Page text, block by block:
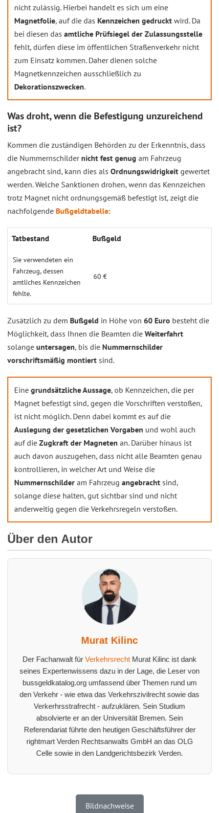
nicht zulässig. Hierbei handelt es sich um eine
Magnetfolie, auf die das Kennzeichen gedruckt wird. Da
bei diesen das amtliche Prüfsiegel der Zulassungsstelle
fehlt, dürfen diese im öffentlichen Straßenverkehr nicht
zum Einsatz kommen. Daher dienen solche
Magnetkennzeichen ausschließlich zu
Dekorationszwecken.
Was droht, wenn die Befestigung unzureichend
ist?
Kommen die zuständigen Behörden zu der Erkenntnis, dass
die Nummernschilder nicht fest genug am Fahrzeug
angebracht sind, kann dies als Ordnungswidrigkeit gewertet
werden. Welche Sanktionen drohen, wenn das Kennzeichen
trotz Magnet nicht ordnungsgemäß befestigt ist, zeigt die
nachfolgende Bußgeldtabelle:
Tatbestand Bußgeld
Sie verwendeten ein
Fahrzeug, dessen
amtliches Kennzeichen
fehlte.
60 €
Zusätzlich zu dem Bußgeld in Höhe von 60 Euro besteht die
Möglichkeit, dass Ihnen die Beamten die Weiterfahrt
solange untersagen, bis die Nummernschilder
vorschriftsmäßig montiert sind.
Eine grundsätzliche Aussage, ob Kennzeichen, die per
Magnet befestigt sind, gegen die Vorschriften verstoßen,
ist nicht möglich. Denn dabei kommt es auf die
Auslegung der gesetzlichen Vorgaben und wohl auch
auf die Zugkraft der Magneten an. Darüber hinaus ist
auch davon auszugehen, dass nicht alle Beamten genau
kontrollieren, in welcher Art und Weise die
Nummernschilder am Fahrzeug angebracht sind,
solange diese halten, gut sichtbar sind und nicht
anderweitig gegen die Verkehrsregeln verstoßen.
Über den Autor
Murat Kilinc
Der Fachanwalt für Verkehrsrecht Murat Kilinc ist dank
seines Expertenwissens dazu in der Lage, die Leser von
bussgeldkatalog.org umfassend über Themen rund um
den Verkehr - wie etwa das Verkehrszivilrecht sowie das
Verkerhrsstrafrecht - aufzuklären. Sein Studium
absolvierte er an der Universität Bremen. Sein
Referendariat führte den heutigen Geschäftsführer der
rightmart Verden Rechtsanwalts GmbH an das OLG
Celle sowie in den Landgerichtsbezirk Verden.
Bildnachweise